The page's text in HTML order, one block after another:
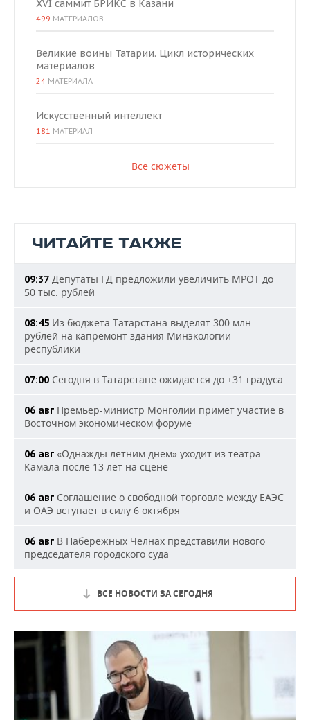
XVI саммит БРИКС в Казани
499 МАТЕРИАЛОВ
Великие воины Татарии. Цикл исторических
материалов
24 МАТЕРИАЛА
Искусственный интеллект
181 МАТЕРИАЛ
Все сюжеты
ЧИТАЙТЕ ТАКЖЕ
09:37 Депутаты ГД предложили увеличить МРОТ до
50 тыс. рублей
08:45 Из бюджета Татарстана выделят 300 млн
рублей на капремонт здания Минэкологии
республики
07:00 Сегодня в Татарстане ожидается до +31 градуса
06 авг Премьер-министр Монголии примет участие в
Восточном экономическом форуме
06 авг «Однажды летним днем» уходит из театра
Камала после 13 лет на сцене
06 авг Соглашение о свободной торговле между ЕАЭС
и ОАЭ вступает в силу 6 октября
06 авг В Набережных Челнах представили нового
председателя городского суда
ВСЕ НОВОСТИ ЗА СЕГОДНЯ